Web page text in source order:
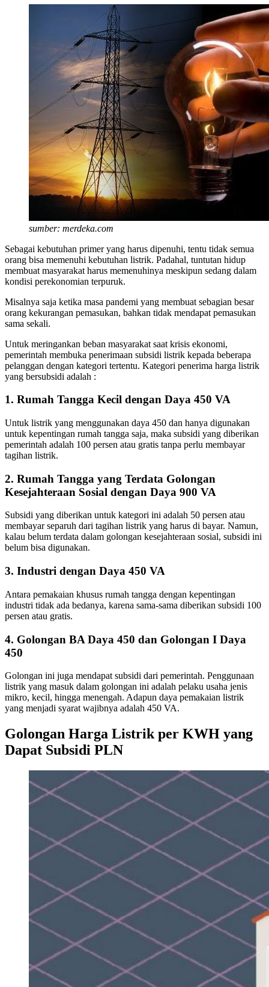
sumber: merdeka.com
Sebagai kebutuhan primer yang harus dipenuhi, tentu tidak semua
orang bisa memenuhi kebutuhan listrik. Padahal, tuntutan hidup
membuat masyarakat harus memenuhinya meskipun sedang dalam
kondisi perekonomian terpuruk.
Misalnya saja ketika masa pandemi yang membuat sebagian besar
orang kekurangan pemasukan, bahkan tidak mendapat pemasukan
sama sekali.
Untuk meringankan beban masyarakat saat krisis ekonomi,
pemerintah membuka penerimaan subsidi listrik kepada beberapa
pelanggan dengan kategori tertentu. Kategori penerima harga listrik
yang bersubsidi adalah :
1. Rumah Tangga Kecil dengan Daya 450 VA
Untuk listrik yang menggunakan daya 450 dan hanya digunakan
untuk kepentingan rumah tangga saja, maka subsidi yang diberikan
pemerintah adalah 100 persen atau gratis tanpa perlu membayar
tagihan listrik.
2. Rumah Tangga yang Terdata Golongan
Kesejahteraan Sosial dengan Daya 900 VA
Subsidi yang diberikan untuk kategori ini adalah 50 persen atau
membayar separuh dari tagihan listrik yang harus di bayar. Namun,
kalau belum terdata dalam golongan kesejahteraan sosial, subsidi ini
belum bisa digunakan.
3. Industri dengan Daya 450 VA
Antara pemakaian khusus rumah tangga dengan kepentingan
industri tidak ada bedanya, karena sama-sama diberikan subsidi 100
persen atau gratis.
4. Golongan BA Daya 450 dan Golongan I Daya
450
Golongan ini juga mendapat subsidi dari pemerintah. Penggunaan
listrik yang masuk dalam golongan ini adalah pelaku usaha jenis
mikro, kecil, hingga menengah. Adapun daya pemakaian listrik
yang menjadi syarat wajibnya adalah 450 VA.
Golongan Harga Listrik per KWH yang
Dapat Subsidi PLN